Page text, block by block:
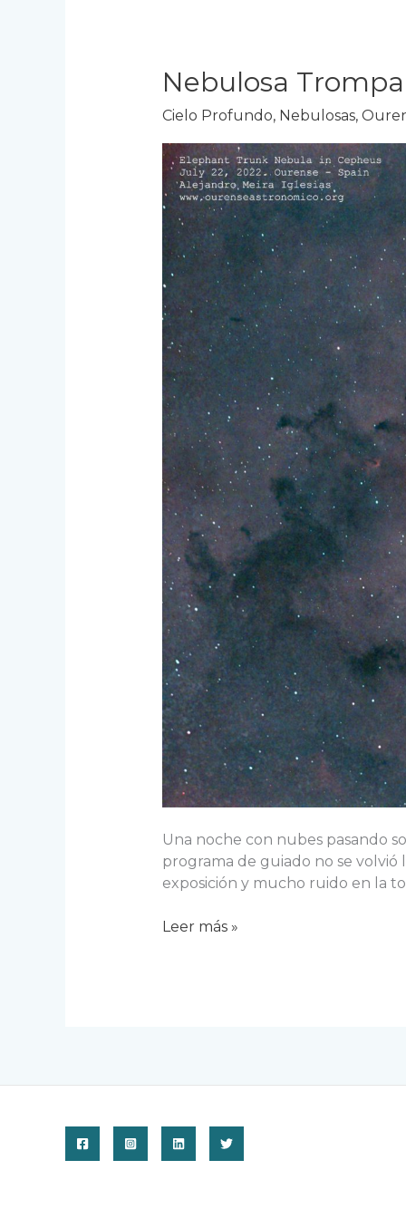
Nebulosa
Cielo Profundo, Nebulosas,
Una noche con nubes pasando
programa de guiado no se
exposición y mucho ruido en la
Nebulosa
Leer más »